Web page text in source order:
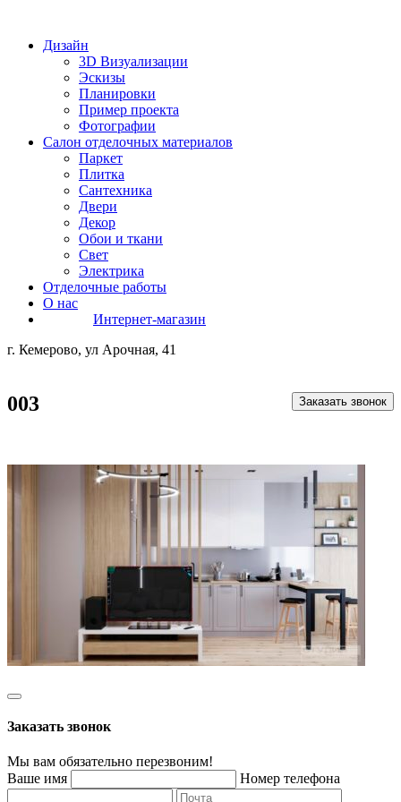
Дизайн
3D Визуализации
Эскизы
Планировки
Пример проекта
Фотографии
Салон отделочных материалов
Паркет
Плитка
Сантехника
Двери
Декор
Обои и ткани
Свет
Электрика
Отделочные работы
О нас
Интернет-магазин
г. Кемерово, ул Арочная, 41
003 Заказать звонок
Заказать звонок
Мы вам обязательно перезвоним!
Ваше имя
Номер телефона